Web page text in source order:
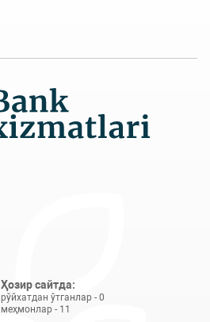
Ҳозир сайтда:
рўйхатдан ўтганлар - 0
меҳмонлар - 11